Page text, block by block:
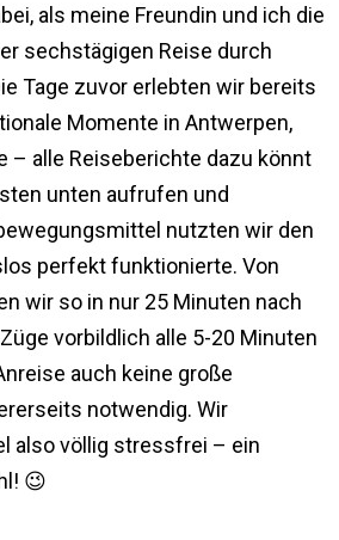
als meine Freundin und ich die
sechstägigen Reise durch
Tage zuvor erlebten wir bereits
Momente in Antwerpen,
– alle Reiseberichte dazu könnt
unten aufrufen und
nutzten wir den
perfekt funktionierte. Von
wir so in nur 25 Minuten nach
vorbildlich alle 5-20 Minuten
auch keine große
notwendig. Wir
also völlig stressfrei – ein
😉